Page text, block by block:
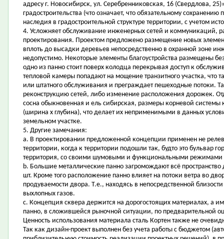
адресу г. Новосибирск, ул. Серебренниковская, 16 (Свердлова,
градостроительства (что означает, что обязательному
наследия в градостроительной структуре территории, с учетом
4. Усложняет обслуживание инженерных сетей и коммуникаций,
проектирования. Проектом предложено размещение новых
вплоть до высадки деревьев непосредственно в охранной зоне
недопустимо. Некоторые элементы благоустройства размещены
одно из панно стоит поверх колодца перекрывая доступ к
тепловой камеры попадают на мощение транзитного участка, что
или штатного обслуживания и преграждает пешеходные потоки.
реконструкцию сетей, либо изменение расположения дорожек.
сосна обыкновенная и ель сибирская, размеры корневой
(ширина х глубина), что делает их неприменимыми в данных
земельном участке.
5. Другие замечания:
a. В проектировании предложенной концепции применен не
территории, когда к территории подошли так, будто это бульвар
территория, со своими шумовыми и функциональными режимами
b. Большие металлические панно загромождают всё
шт. Кроме того расположение панно влияет на потоки ветра во
продуваемости двора. Т.е., находясь в непосредственной
выхлопных газов.
c. Концепция сквера держится на дорогостоящих материалах, а
панно, в сложившейся рыночной ситуации, по предварительной
Ценность использования материала сталь Кортен также не
Так как дизайн-проект выполнен без учета работы с бюджетом